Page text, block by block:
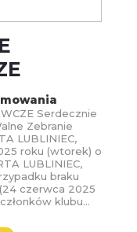
Serdecznie
Zebranie
LUBLINIEC,
roku (wtorek) o
LUBLINIEC,
braku
czerwca 2025
klubu...